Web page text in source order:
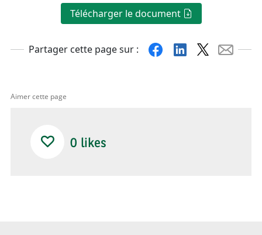
Télécharger le document
Partager cette page sur : FacebookLinkedin Mail
Aimer cette page
0 likes